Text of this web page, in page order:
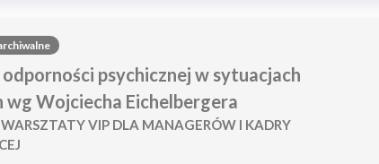
psychicznej w sytuacjach
wg Wojciecha Eichelbergera
VIP DLA MANAGERÓW I KADRY